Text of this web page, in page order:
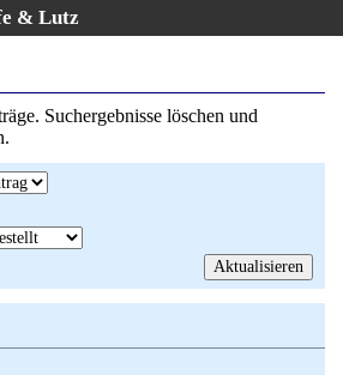
& Lutz
Suchergebnisse löschen und